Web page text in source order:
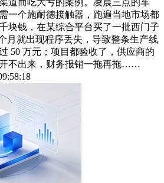
道而吃大亏的案例。凌晨三点的车
一个施耐德接触器，跑遍当地市场都
块钱，在某综合平台买了一批西门子
月就出现程序丢失，导致整条生产线
50 万元；项目都验收了，供应商的
不出来，财务报销一拖再拖……